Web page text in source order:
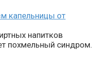
капельницы от
напитков
похмельный синдром.